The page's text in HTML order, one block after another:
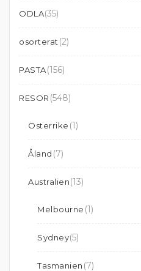
ODLA(35)
osorterat (2)
PASTA(156)
RESOR (548)
Österrike (1)
Åland (7)
Australien(13)
Melbourne (1)
Sydney(5)
Tasmanien (7)